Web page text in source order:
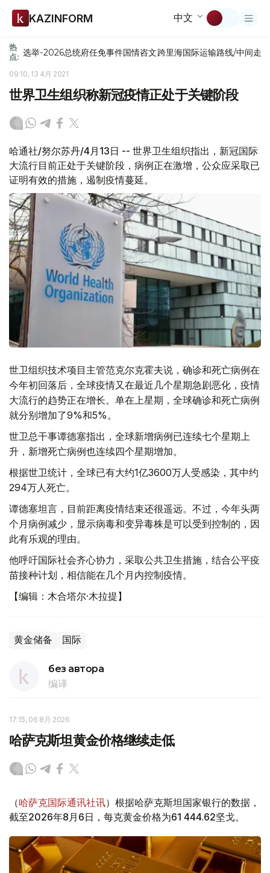
KAZINFORM 中文
热
点: 选举-2026总统府任免事件国情咨文跨里海国际运输路线/中间走廊
09:10, 13 4月 2021
世界卫生组织称新冠疫情正处于关键阶段
哈通社/努尔苏丹/4月13日 -- 世界卫生组织指出，新冠国际
大流行目前正处于关键阶段，病例正在激增，公众应采取已
证明有效的措施，遏制疫情蔓延。
世卫组织技术项目主管范克尔克霍夫说，确诊和死亡病例在
今年初回落后，全球疫情又在最近几个星期急剧恶化，疫情
大流行的趋势正在增长。单在上星期，全球确诊和死亡病例
就分别增加了9%和5%。
世卫总干事谭德塞指出，全球新增病例已连续七个星期上
升，新增死亡病例也连续四个星期增加。
根据世卫统计，全球已有大约1亿3600万人受感染，其中约
294万人死亡。
谭德塞坦言，目前距离疫情结束还很遥远。不过，今年头两
个月病例减少，显示病毒和变异毒株是可以受到控制的，因
此有乐观的理由。
他呼吁国际社会齐心协力，采取公共卫生措施，结合公平疫
苗接种计划，相信能在几个月内控制疫情。
【编辑：木合塔尔·木拉提】
黄金储备 国际
без автора
编译
17:15, 06 8月 2026
哈萨克斯坦黄金价格继续走低
（哈萨克国际通讯社讯）根据哈萨克斯坦国家银行的数据，
截至2026年8月6日，每克黄金价格为61 444.62坚戈。